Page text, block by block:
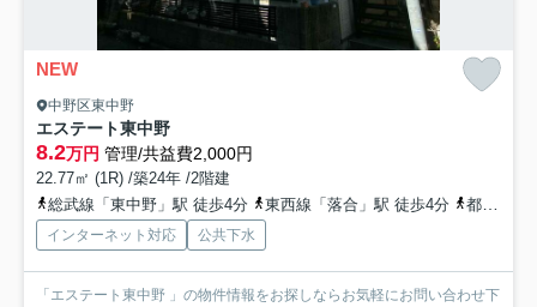
NEW
中野区東中野
エステート東中野
8.2万円 管理/共益費2,000円
22.77㎡ (1R) /築24年 /2階建
総武線「東中野」駅 徒歩4分
東西線「落合」駅 徒歩4分 都営大江戸線「東中野」駅 徒歩3分
インターネット対応 公共下水
「エステート東中野 」の物件情報をお探しならお気軽にお問い合わせ下